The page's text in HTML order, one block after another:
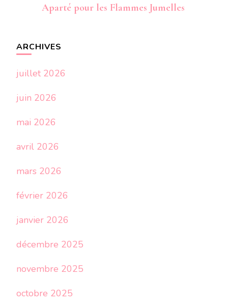
Aparté pour les Flammes Jumelles
ARCHIVES
juillet 2026
juin 2026
mai 2026
avril 2026
mars 2026
février 2026
janvier 2026
décembre 2025
novembre 2025
octobre 2025